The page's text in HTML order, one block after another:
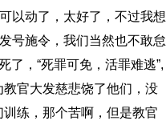
以动了，太好了，不过我想
号施令，我们当然也不敢怠
，“死罪可免，活罪难逃”,
官大发慈悲饶了他们，没
练，那个苦啊，但是教官